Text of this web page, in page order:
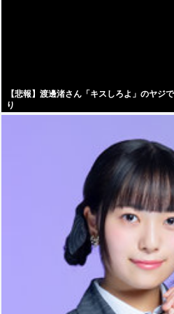
【悲報】渡邊渚さん「キスしろよ」のヤジ
り